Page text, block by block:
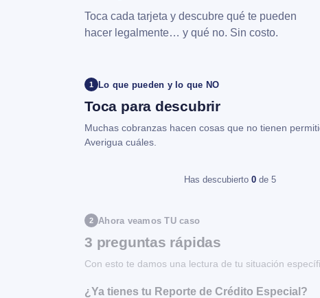
Toca cada tarjeta y descubre qué te pueden
hacer legalmente… y qué no. Sin costo.
1 Lo que pueden y lo que NO
Toca para descubrir
Muchas cobranzas hacen cosas que no tienen
Averigua cuáles.
Has descubierto 0 de 5
2 Ahora veamos TU caso
3 preguntas rápidas
Con esto te damos una lectura de tu situación
¿Ya tienes tu Reporte de Crédito Especial?